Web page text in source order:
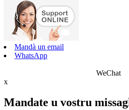
Mandà un email
WhatsApp
WeChat
x
Mandate u vostru